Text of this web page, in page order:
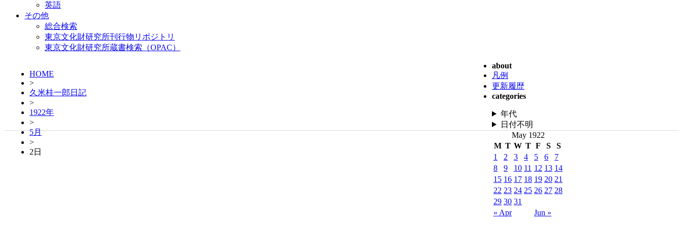
英語
その他
総合検索
東京文化財研究所刊行物リポジトリ
東京文化財研究所蔵書検索（OPAC）
HOME
>
久米桂一郎日記
>
1922年
>
5月
>
2日
about
凡例
更新履歴
categories
年代
日付不明
May 1922
M T W T F S S
« Apr Jun »
1 2 3 4 5 6
7
8
9 10 11 12 13 14
15 16 17 18 19 20 21
22 23 24 25 26 27 28
29 30 31